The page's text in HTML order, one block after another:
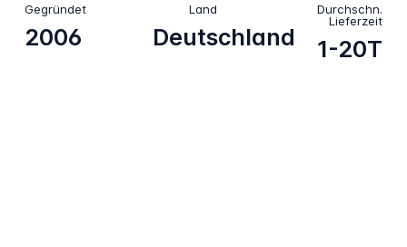
Gegründet
2006
Land
Deutschland
Durchschn.
Lieferzeit
1-20T